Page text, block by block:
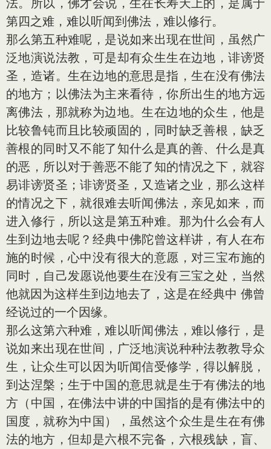
法。所以，佛才会说，生在长寿天上的，是属于
第四之难，难以听闻到佛法，难以修行。
那么第五种难呢，是说如来出现在世间，虽然广
泛地演说法教，可是却有众生生在边地，诽谤贤
圣，造诸。生在边地的意思是指，生在没有佛法
的地方；以佛法为主来看待，你所出生的地方远
离佛法，那就称为边地。生在边地的众生，他是
比较鲁钝而且比较顽固的，同时缺乏善根，缺乏
善根的同时又不能了知什么是真的善、什么是真
的恶，所以对于善恶不能了知的情况之下，就容
易诽谤贤圣；诽谤贤圣，又造诸之业，那么这样
的情况之下，就很难去听闻佛法，亲见如来，而
进入修行，所以这是第五种难。那为什么会有人
生到边地去呢？经典中佛陀曾这样讲，有人在布
施的时候，心中没有很大的意愿，对三宝布施的
同时，自己发愿说他要生在没有三宝之处，当然
他就因为这样生到边地去了，这是在经典中 佛曾
经说过的一个因缘。
那么这第六种难，难以听闻佛法，难以修行，是
说如来出现在世间，广泛地演说种种法教教导众
生，让众生可以因为听闻信受修学，得以解脱，
到达涅槃；生于中国的意思就是生于有佛法的地
方（中国，在佛法中讲的中国指的是有佛法中的
国度，就称为中国），虽然这个众生是生在有佛
法的地方，但却是六根不完备，六根残缺，盲、